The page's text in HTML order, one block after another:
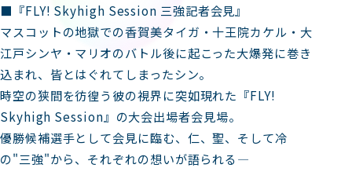
■『FLY! Skyhigh Session 三強記者会見』
マスコットの地獄での香賀美タイガ・十王院カケル・大
江戸シンヤ・マリオのバトル後に起こった大爆発に巻き
込まれ、皆とはぐれてしまったシン。
時空の狭間を彷徨う彼の視界に突如現れた『FLY!
Skyhigh Session』の大会出場者会見場。
優勝候補選手として会見に臨む、仁、聖、そして冷
の"三強"から、それぞれの想いが語られる―